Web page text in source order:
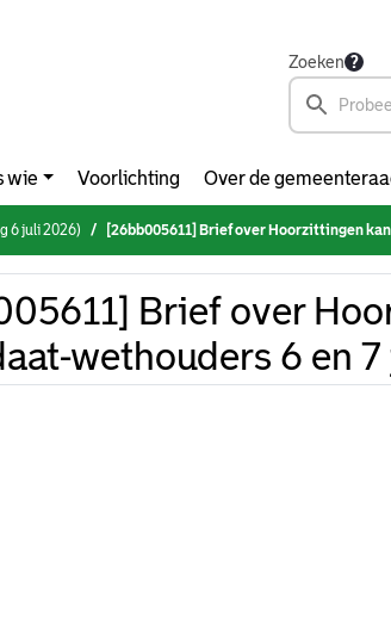
Zoeken
wie Voorlichting Over de
6 juli 2026) [26bb005611] Brief over Hoorzittingen
Brief over
wethouders 6 en 7